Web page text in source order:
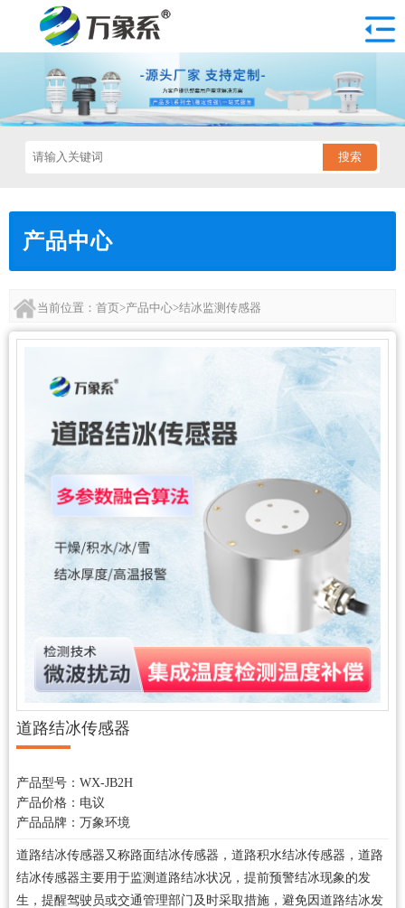
搜索
产品中心
当前位置： 首页>产品中心>结冰监测传感器
道路结冰传感器
产品型号：WX-JB2H
产品价格：电议
产品品牌：万象环境
道路结冰传感器又称路面结冰传感器，道路积水结冰传感器，道路
结冰传感器主要用于监测道路结冰状况，提前预警结冰现象的发
生，提醒驾驶员或交通管理部门及时采取措施，避免因道路结冰发